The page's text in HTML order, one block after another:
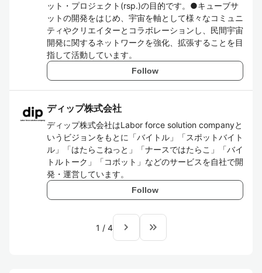
ット・プロジェクト(rsp.)の目的です。●キューブサ
ットの開発をはじめ、宇宙を軸として様々なコミュニ
ティやクリエイターとコラボレーションし、民間宇宙
開発に関するネットワークを強化、拡張することを目
指して活動しています。
Follow
ディップ株式会社
ディップ株式会社はLabor force solution companyと
いうビジョンをもとに「バイトル」「スポットバイト
ル」「はたらこねっと」「ナースではたらこ」「バイ
トルトーク」「コボット」などのサービスを自社で開
発・運営しています。
Follow
1 / 4 navigate_next keyboard_double_arrow_right